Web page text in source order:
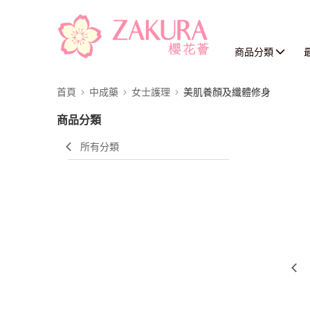
商品分類
首頁 中成藥 女士護理 美肌養顏及纖體修身
商品分類
所有分類